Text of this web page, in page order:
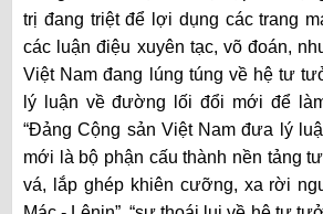
trị đang triệt để lợi dụng các trang
các luận điệu xuyên tạc, võ đoán,
Việt Nam đang lúng túng về hệ tư
lý luận về đường lối đổi mới để
“Đảng Cộng sản Việt Nam đưa lý
mới là bộ phận cấu thành nền tảng
vá, lắp ghép khiên cưỡng, xa rời